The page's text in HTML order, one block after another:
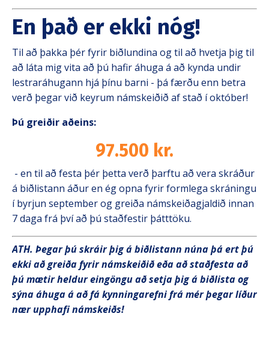
En það er ekki nóg!
Til að þakka þér fyrir biðlundina og til að hvetja þig til
að láta mig vita að þú hafir áhuga á að kynda undir
lestraráhugann hjá þínu barni - þá færðu enn betra
verð þegar við keyrum námskeiðið af stað í október!
Þú greiðir aðeins:
97.500 kr.
- en til að festa þér þetta verð þarftu að vera skráður
á biðlistann áður en ég opna fyrir formlega skráningu
í byrjun september og greiða námskeiðagjaldið innan
7 daga frá því að þú staðfestir þátttöku.
ATH. Þegar þú skráir þig á biðlistann núna þá ert þú
ekki að greiða fyrir námskeiðið eða að staðfesta að
þú mætir heldur eingöngu að setja þig á biðlista og
sýna áhuga á að fá kynningarefni frá mér þegar líður
nær upphafi námskeiðs!